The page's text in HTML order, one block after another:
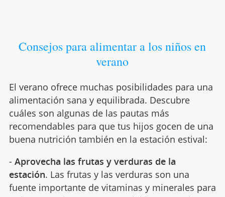
Consejos para alimentar a los niños en
verano
El verano ofrece muchas posibilidades para una
alimentación sana y equilibrada. Descubre
cuáles son algunas de las pautas más
recomendables para que tus hijos gocen de una
buena nutrición también en la estación estival:
- Aprovecha las frutas y verduras de la
estación. Las frutas y las verduras son una
fuente importante de vitaminas y minerales para